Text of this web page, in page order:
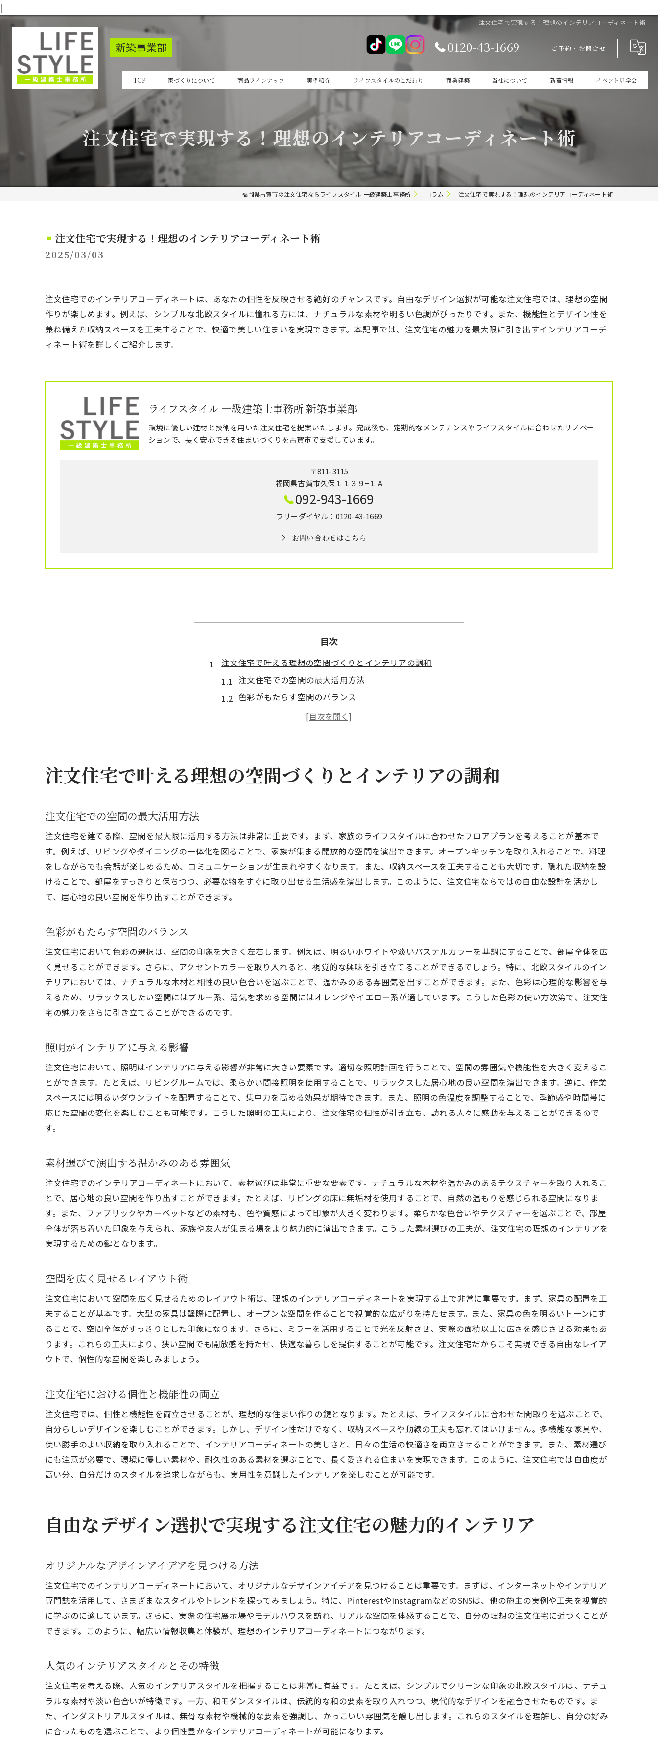
|
注文住宅で実現する！理想のインテリアコーディネート術
新築事業部 0120-43-1669 ご予約・お問合せ
TOP 家づくりについて 商品ラインナップ
cocoiro+
実例紹介 ライフスタイルのこだわり 商業建築 当社について
新築
新着情報
家づくりの本掲載
イベント見学会
注文住宅で実現する！理想のインテリアコーディネート術
福岡県古賀市の注文住宅ならライフスタイル 一級建築士事務所 コラム 注文住宅で実現する！理想のインテリアコーディネート術
注文住宅で実現する！理想のインテリアコーディネート術
2025/03/03
注文住宅でのインテリアコーディネートは、あなたの個性を反映させる絶好のチャンスです。自由なデザイン選択が可能な注文住宅では、理想の空間
作りが楽しめます。例えば、シンプルな北欧スタイルに憧れる方には、ナチュラルな素材や明るい色調がぴったりです。また、機能性とデザイン性を
兼ね備えた収納スペースを工夫することで、快適で美しい住まいを実現できます。本記事では、注文住宅の魅力を最大限に引き出すインテリアコーデ
ィネート術を詳しくご紹介します。
ライフスタイル 一級建築士事務所 新築事業部
環境に優しい建材と技術を用いた注文住宅を提案いたします。完成後も、定期的なメンテナンスやライフスタイルに合わせたリノベー
ションで、長く安心できる住まいづくりを古賀市で支援しています。
〒811-3115
福岡県古賀市久保１１３９−１ A
092-943-1669
フリーダイヤル：0120-43-1669
お問い合わせはこちら
目次
注文住宅で叶える理想の空間づくりとインテリアの調和
注文住宅での空間の最大活用方法
色彩がもたらす空間のバランス
照明がインテリアに与える影響
素材選びで演出する温かみのある雰囲気
注文住宅における個性と機能性の両立
自由なデザイン選択で実現する注文住宅の魅力的インテリア
注文住宅ならではの自由な設計の楽しさ
色や素材で表現するデザインの個性
デザインと機能性を両立させるインテリア
プロの視点から見た最新インテリアトレンド
注文住宅ならではのインテリアコーディネートで個性を表現
注文住宅でのテーマ別インテリアコーディネート
アートやデコレーションで空間に個性をプラス
家族のライフスタイルに合わせたインテリア提案
シンプルさと機能美を追求するデザイン
北欧カラーで作る明るく爽やかな空間
木材の温もりを感じるインテリア
スマートな収納で空間を有効活用する方法
デザイン性を考慮した収納家具の選び方
リビングやキッチンでの収納術
オーダー収納で実現する理想のインテリア
明るい色彩を基調としたインテリアデザイン
間接照明で演出する柔らかな光の空間
心地よい空気感を作る素材選び
リビングやダイニングでの明るさの確保
アートとデザインの融合による個性豊かな空間
新しいインテリアスタイルの試み方
素材とテクスチャーで表現する独創性
自由設計が可能な注文住宅ならではの利点
ライフスタイルに合わせたインテリアの選択
生活動線を考慮した家具配置の工夫
家族それぞれのニーズに応じた空間提案
パーソナルスペースの重要性とその設計
生活を豊かにするインテリアアクセサリー
注文住宅で叶える理想の空間づくりとインテリアの調和
注文住宅での空間の最大活用方法
注文住宅を建てる際、空間を最大限に活用する方法は非常に重要です。まず、家族のライフスタイルに合わせたフロアプランを考えることが基本で
す。例えば、リビングやダイニングの一体化を図ることで、家族が集まる開放的な空間を演出できます。オープンキッチンを取り入れることで、料理
をしながらでも会話が楽しめるため、コミュニケーションが生まれやすくなります。また、収納スペースを工夫することも大切です。隠れた収納を設
けることで、部屋をすっきりと保ちつつ、必要な物をすぐに取り出せる生活感を演出します。このように、注文住宅ならではの自由な設計を活かし
て、居心地の良い空間を作り出すことができます。
色彩がもたらす空間のバランス
注文住宅において色彩の選択は、空間の印象を大きく左右します。例えば、明るいホワイトや淡いパステルカラーを基調にすることで、部屋全体を広
く見せることができます。さらに、アクセントカラーを取り入れると、視覚的な興味を引き立てることができるでしょう。特に、北欧スタイルのイン
テリアにおいては、ナチュラルな木材と相性の良い色合いを選ぶことで、温かみのある雰囲気を出すことができます。また、色彩は心理的な影響を与
えるため、リラックスしたい空間にはブルー系、活気を求める空間にはオレンジやイエロー系が適しています。こうした色彩の使い方次第で、注文住
宅の魅力をさらに引き立てることができるのです。
照明がインテリアに与える影響
注文住宅において、照明はインテリアに与える影響が非常に大きい要素です。適切な照明計画を行うことで、空間の雰囲気や機能性を大きく変えるこ
とができます。たとえば、リビングルームでは、柔らかい間接照明を使用することで、リラックスした居心地の良い空間を演出できます。逆に、作業
スペースには明るいダウンライトを配置することで、集中力を高める効果が期待できます。また、照明の色温度を調整することで、季節感や時間帯に
応じた空間の変化を楽しむことも可能です。こうした照明の工夫により、注文住宅の個性が引き立ち、訪れる人々に感動を与えることができるので
す。
素材選びで演出する温かみのある雰囲気
注文住宅でのインテリアコーディネートにおいて、素材選びは非常に重要な要素です。ナチュラルな木材や温かみのあるテクスチャーを取り入れるこ
とで、居心地の良い空間を作り出すことができます。たとえば、リビングの床に無垢材を使用することで、自然の温もりを感じられる空間になりま
す。また、ファブリックやカーペットなどの素材も、色や質感によって印象が大きく変わります。柔らかな色合いやテクスチャーを選ぶことで、部屋
全体が落ち着いた印象を与えられ、家族や友人が集まる場をより魅力的に演出できます。こうした素材選びの工夫が、注文住宅の理想のインテリアを
実現するための鍵となります。
空間を広く見せるレイアウト術
注文住宅において空間を広く見せるためのレイアウト術は、理想のインテリアコーディネートを実現する上で非常に重要です。まず、家具の配置を工
夫することが基本です。大型の家具は壁際に配置し、オープンな空間を作ることで視覚的な広がりを持たせます。また、家具の色を明るいトーンにす
ることで、空間全体がすっきりとした印象になります。さらに、ミラーを活用することで光を反射させ、実際の面積以上に広さを感じさせる効果もあ
ります。これらの工夫により、狭い空間でも開放感を持たせ、快適な暮らしを提供することが可能です。注文住宅だからこそ実現できる自由なレイア
ウトで、個性的な空間を楽しみましょう。
注文住宅における個性と機能性の両立
注文住宅では、個性と機能性を両立させることが、理想的な住まい作りの鍵となります。たとえば、ライフスタイルに合わせた間取りを選ぶことで、
自分らしいデザインを楽しむことができます。しかし、デザイン性だけでなく、収納スペースや動線の工夫も忘れてはいけません。多機能な家具や、
使い勝手のよい収納を取り入れることで、インテリアコーディネートの美しさと、日々の生活の快適さを両立させることができます。また、素材選び
にも注意が必要で、環境に優しい素材や、耐久性のある素材を選ぶことで、長く愛される住まいを実現できます。このように、注文住宅では自由度が
高い分、自分だけのスタイルを追求しながらも、実用性を意識したインテリアを楽しむことが可能です。
自由なデザイン選択で実現する注文住宅の魅力的インテリア
オリジナルなデザインアイデアを見つける方法
注文住宅でのインテリアコーディネートにおいて、オリジナルなデザインアイデアを見つけることは重要です。まずは、インターネットやインテリア
専門誌を活用して、さまざまなスタイルやトレンドを探ってみましょう。特に、PinterestやInstagramなどのSNSは、他の施主の実例や工夫を視覚的
に学ぶのに適しています。さらに、実際の住宅展示場やモデルハウスを訪れ、リアルな空間を体感することで、自分の理想の注文住宅に近づくことが
できます。このように、幅広い情報収集と体験が、理想のインテリアコーディネートにつながります。
人気のインテリアスタイルとその特徴
注文住宅を考える際、人気のインテリアスタイルを把握することは非常に有益です。たとえば、シンプルでクリーンな印象の北欧スタイルは、ナチュ
ラルな素材や淡い色合いが特徴です。一方、和モダンスタイルは、伝統的な和の要素を取り入れつつ、現代的なデザインを融合させたものです。ま
た、インダストリアルスタイルは、無骨な素材や機械的な要素を強調し、かっこいい雰囲気を醸し出します。これらのスタイルを理解し、自分の好み
に合ったものを選ぶことで、より個性豊かなインテリアコーディネートが可能になります。